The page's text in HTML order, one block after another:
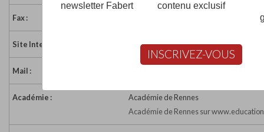
Fax :
Site Internet : http://ecolesaint-jeanbelz.eklablog.com
Mail :
Académie :
Académie de Rennes
Académie de Rennes sur
newsletter Fabert
contenu exclusif
INSCRIVEZ-VOUS